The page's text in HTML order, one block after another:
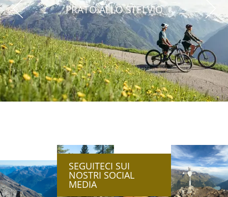
PRATO ALLO STELVIO
SEGUITECI SUI
NOSTRI SOCIAL
MEDIA